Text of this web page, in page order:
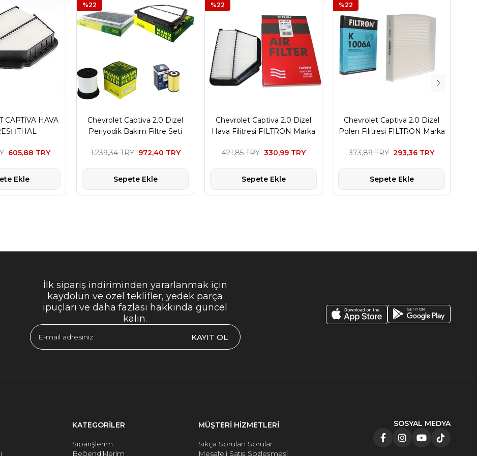
CAPTİVA HAVA
İTHAL
605,88 TRY
Ekle
Chevrolet Captiva 2.0 Dizel
Periyodik Bakım Filtre Seti
972,40 TRY
1.239,34 TRY
Sepete Ekle
%22
Chevrolet Captiva 2.0 Dizel
Hava Filitresi FILTRON Marka
330,99 TRY
421,85 TRY
Sepete Ekle
%22
Chevrolet Captiva 2.0 Dizel
Polen Filitresi FILTRON Marka
293,36 TRY
373,89 TRY
Sepete Ekle
%22
İlk sipariş indiriminden yararlanmak için
kaydolun ve özel teklifler, yedek parça
ipuçları ve daha fazlası hakkında güncel
kalın.
KAYIT OL
KATEGORİLER
Siparişlerim
Beğendiklerim
MÜŞTERİ HİZMETLERİ
Sıkça Sorulan Sorular
Mesafeli Satış Sözleşmesi
SOSYAL MEDYA